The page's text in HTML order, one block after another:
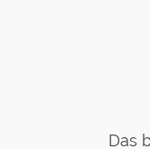
Das